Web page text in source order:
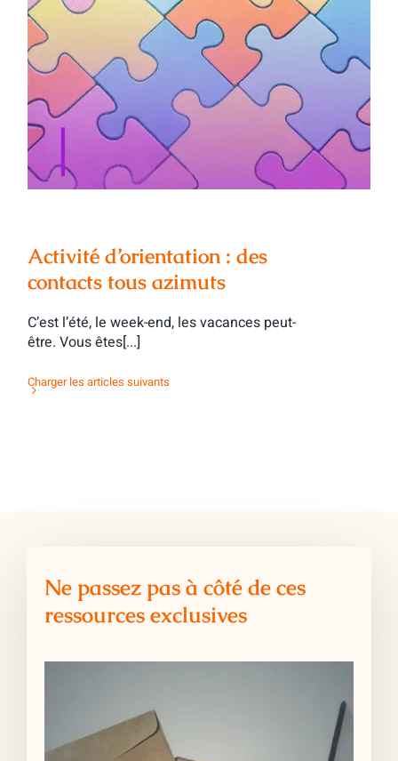
Activité d’orientation : des contacts tous
azimuts
Activité d’orientation : des
contacts tous azimuts
C’est l’été, le week-end, les vacances peut-
être. Vous êtes[...]
Charger les articles suivants
Ne passez pas à côté de ces
ressources exclusives